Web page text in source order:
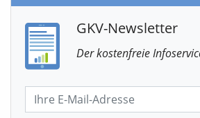
GKV-Newsletter
Der kostenfreie